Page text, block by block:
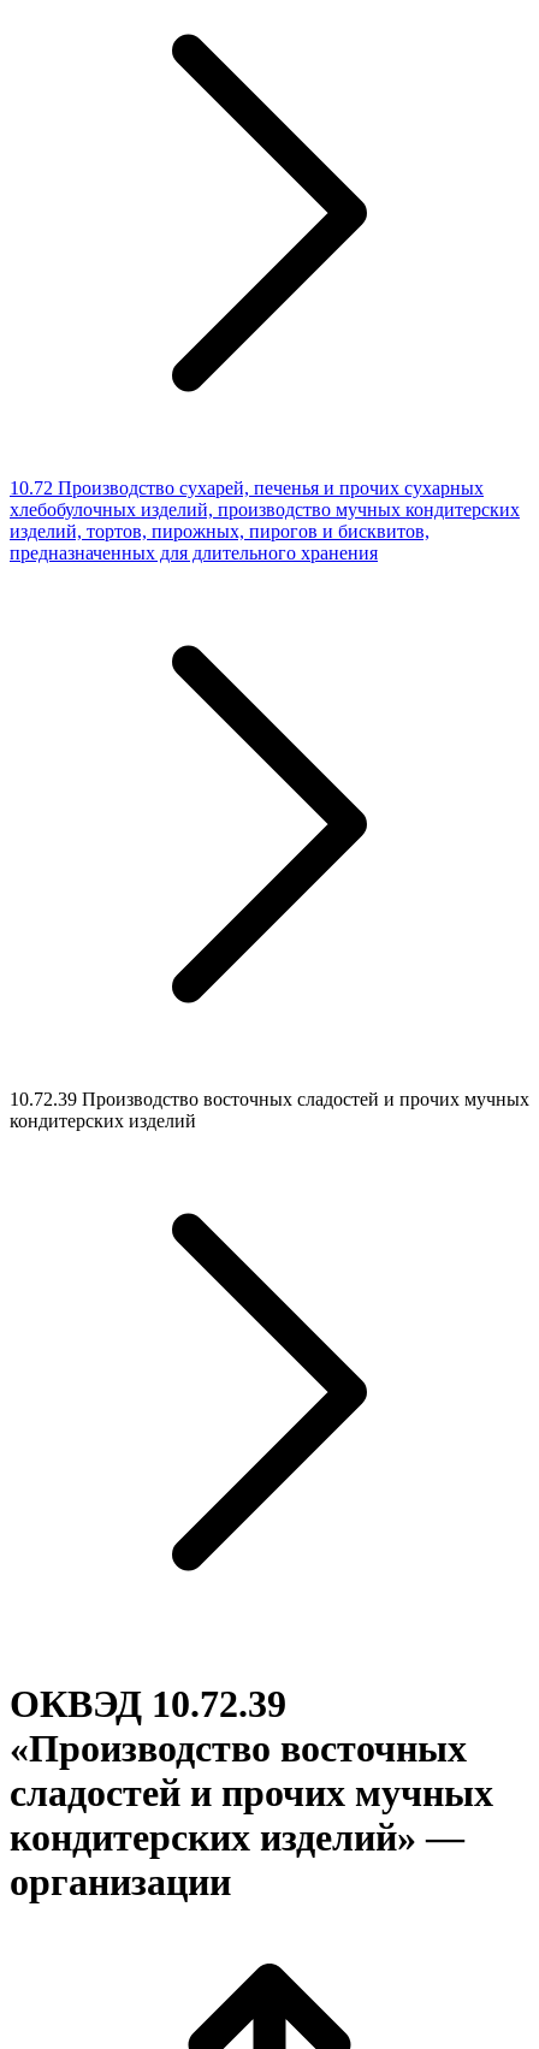
10.72 Производство сухарей, печенья и прочих сухарных
хлебобулочных изделий, производство мучных кондитерских
изделий, тортов, пирожных, пирогов и бисквитов,
предназначенных для длительного хранения
10.72.39 Производство восточных сладостей и прочих мучных
кондитерских изделий
ОКВЭД 10.72.39
«Производство восточных
сладостей и прочих мучных
кондитерских изделий» —
организации